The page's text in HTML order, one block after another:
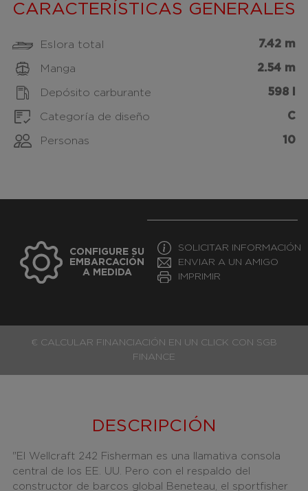
CARACTERÍSTICAS GENERALES
Eslora total 7.42 m
Manga 2.54 m
Depósito carburante 598 l
Categoría de diseño C
Personas 10
CONFIGURE SU
EMBARCACIÓN
A MEDIDA
SOLICITAR INFORMACIÓN
ENVIAR A UN AMIGO
IMPRIMIR
€ CALCULAR FINANCIACIÓN EN UN CLICK CON SGB
FINANCE
DESCRIPCIÓN
"El Wellcraft 242 Fisherman es una llamativa consola
central de los EE. UU. Pero con el respaldo del
constructor de barcos global Beneteau, el sportfisher